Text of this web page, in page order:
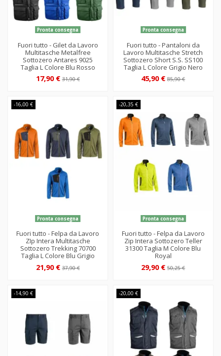
Pronta consegna
Fuori tutto - Gilet da Lavoro
Multitasche Metalfree
Sottozero Antares 9025
Taglia L Colore Blu Rosso
17,90 €31,90 €
Pronta consegna
Fuori tutto - Pantaloni da
Lavoro Multitasche Stretch
Sottozero Short S.S. SS100
Taglia L Colore Grigio Nero
45,90 €85,90 €
-16,00 €
Pronta consegna
Fuori tutto - Felpa da Lavoro
ZIp Intera Multitasche
Sottozero Trekking 70700
Taglia L Colore Blu Grigio
21,90 €37,90 €
-20,35 €
Pronta consegna
Fuori tutto - Felpa da Lavoro
Zip Intera Sottozero Teller
31300 Taglia M Colore Blu
Royal
29,90 €50,25 €
-14,90 € -20,00 €